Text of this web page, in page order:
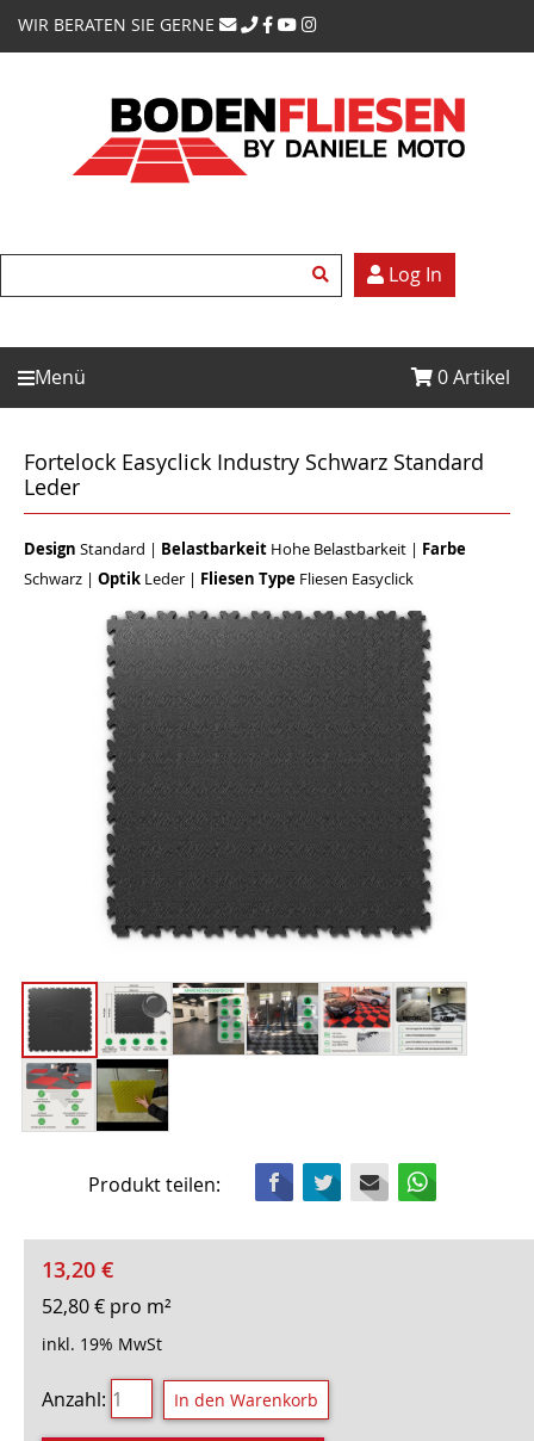
WIR BERATEN SIE GERNE
Log In
Menü 0Artikel
Fortelock Easyclick Industry Schwarz Standard
Leder
Design Standard | Belastbarkeit Hohe Belastbarkeit | Farbe
Schwarz | Optik Leder | Fliesen Type Fliesen Easyclick
Produkt teilen: Facebook
Twitter Mail
13,20 €
52,80€ pro m²
inkl. 19% MwSt
Anzahl: